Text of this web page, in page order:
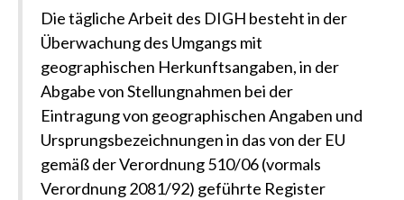
Die tägliche Arbeit des DIGH besteht in der
Überwachung des Umgangs mit
geographischen Herkunftsangaben, in der
Abgabe von Stellungnahmen bei der
Eintragung von geographischen Angaben und
Ursprungsbezeichnungen in das von der EU
gemäß der Verordnung 510/06 (vormals
Verordnung 2081/92) geführte Register